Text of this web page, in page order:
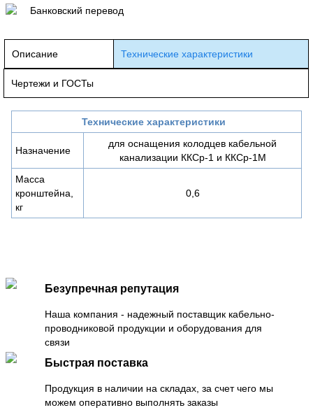
Банковский перевод
Описание Технические характеристики
Чертежи и ГОСТы
Технические характеристики
Назначение
для оснащения колодцев кабельной
канализации ККСр-1 и ККСр-1М
Масса
кронштейна,
кг
0,6
Безупречная репутация
Наша компания - надежный поставщик кабельно-
проводниковой продукции и оборудования для
связи
Быстрая поставка
Продукция в наличии на складах, за счет чего мы
можем оперативно выполнять заказы